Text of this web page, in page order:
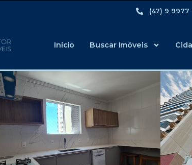
(47) 9 9977
Início Buscar Imóveis